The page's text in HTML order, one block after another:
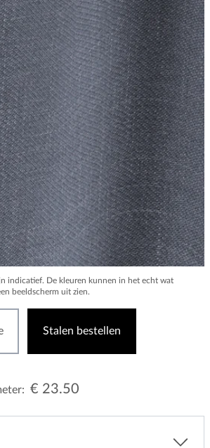
indicatief. De kleuren kunnen in het echt wat
beeldscherm uit zien.
Stalen bestellen
€ 23.50